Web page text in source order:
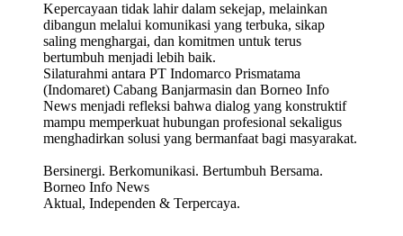
Kepercayaan tidak lahir dalam sekejap, melainkan
dibangun melalui komunikasi yang terbuka, sikap
saling menghargai, dan komitmen untuk terus
bertumbuh menjadi lebih baik.
Silaturahmi antara PT Indomarco Prismatama
(Indomaret) Cabang Banjarmasin dan Borneo Info
News menjadi refleksi bahwa dialog yang konstruktif
mampu memperkuat hubungan profesional sekaligus
menghadirkan solusi yang bermanfaat bagi masyarakat.
Bersinergi. Berkomunikasi. Bertumbuh Bersama.
Borneo Info News
Aktual, Independen & Terpercaya.